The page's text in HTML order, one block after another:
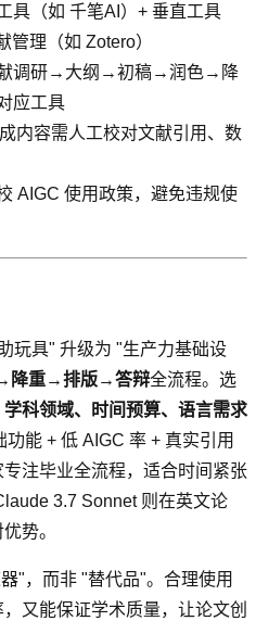
具（如 千笔AI）+ 垂直工具
管理（如 Zotero）
调研→大纲→初稿→润色→降
应工具
内容需人工校对文献引用、数
AIGC 使用政策，避免违规使
玩具" 升级为 "生产力基础设
降重→排版→答辩全流程。选
科领域、时间预算、语言需求
能 + 低 AIGC 率 + 真实引用
注毕业全流程，适合时间紧张
3.7 Sonnet 则在英文论
势。
"，而非 "替代品"。合理使用
又能保证学术质量，让论文创